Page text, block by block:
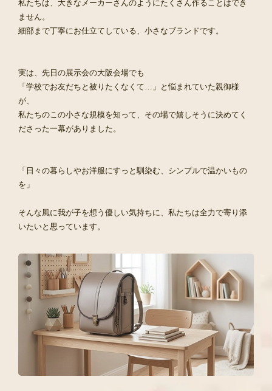
私たちは、大きなメーカーさんのようにたくさん作ることはでき
ません。
細部まで丁寧にお仕立てしている、小さなブランドです。
実は、先日の展示会の大阪会場でも
「学校でお友だちと被りたくなくて…」と悩まれていた親御様
が、
私たちのこの小さな規模を知って、その場で嬉しそうに決めてく
ださった一幕がありました。
「日々の暮らしやお洋服にすっと馴染む、シンプルで温かいもの
を」
そんな風に我が子を想う優しい気持ちに、私たちは全力で寄り添
いたいと思っています。